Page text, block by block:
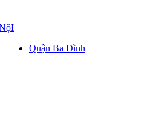
Quận Ba Đình